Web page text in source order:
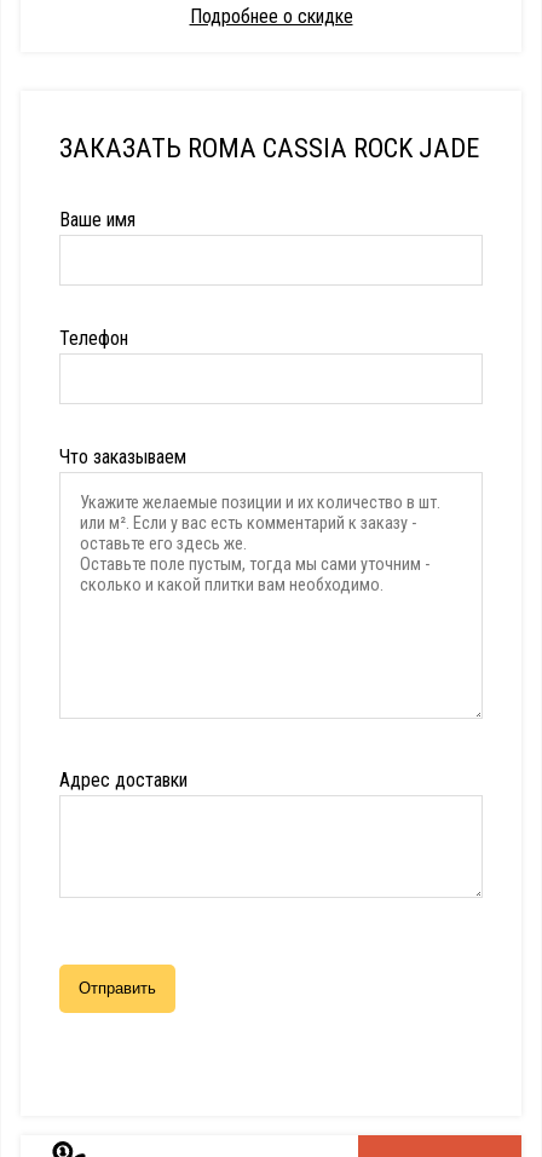
Подробнее о скидке
ЗАКАЗАТЬ ROMA CASSIA ROCK JADE
Ваше имя
Телефон
Что заказываем
Адрес доставки